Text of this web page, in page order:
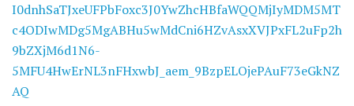
I0dnhSaTJxeUFPbFoxc3J0YwZhcHBfaWQQMjIyMDM5MT
c4ODIwMDg5MgABHu5wMdCni6HZvAsxXVJPxFL2uFp2h
9bZXjM6d1N6-
5MFU4HwErNL3nFHxwbJ_aem_9BzpELOjePAuF73eGkNZ
AQ